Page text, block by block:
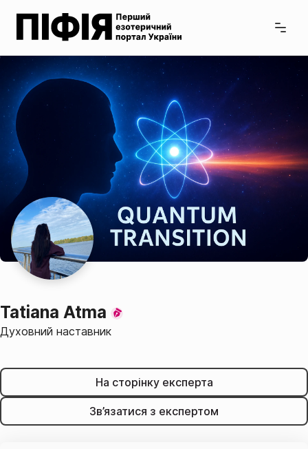
Tatiana Atma
Духовний наставник
На сторінку експерта
Зв’язатися з експертом